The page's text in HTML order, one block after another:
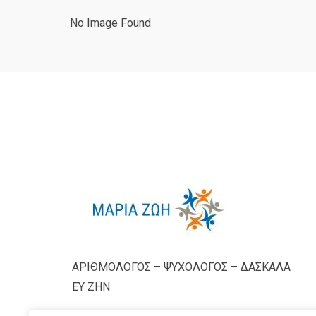
No Image Found
ΑΡΙΘΜΟΛΟΓΟΣ – ΨΥΧΟΛΟΓΟΣ – ΔΑΣΚΑΛΑ
ΕΥ ΖΗΝ